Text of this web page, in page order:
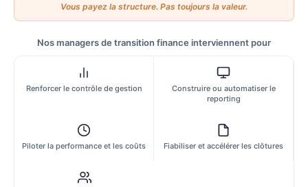
Vous payez la structure. Pas toujours la valeur.
Nos managers de transition finance interviennent pour
Renforcer le contrôle de gestion
Construire ou automatiser le
reporting
Piloter la performance et les coûts Fiabiliser et accélérer les clôtures